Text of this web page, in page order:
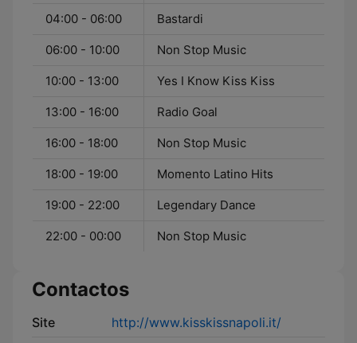
04:00 - 06:00 Bastardi
06:00 - 10:00 Non Stop Music
10:00 - 13:00 Yes I Know Kiss Kiss
13:00 - 16:00 Radio Goal
16:00 - 18:00 Non Stop Music
18:00 - 19:00 Momento Latino Hits
19:00 - 22:00 Legendary Dance
22:00 - 00:00 Non Stop Music
Contactos
Site
http://www.kisskissnapoli.it/